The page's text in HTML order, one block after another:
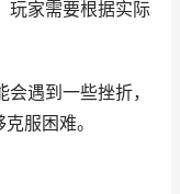
玩家需要根据实际
遇到一些挫折，
服困难。